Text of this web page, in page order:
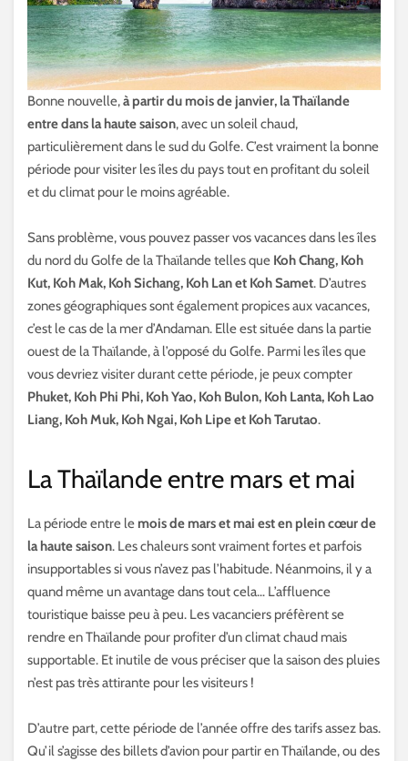
Bonne nouvelle,à partir du mois de janvier, la Thaïlande
entre dans la haute saison, avec un soleil chaud,
particulièrement dans le sud du Golfe. C’est vraiment la bonne
période pour visiter les îles du pays tout en profitant du soleil
et du climat pour le moins agréable.
Sans problème, vous pouvez passer vos vacances dans les îles
du nord du Golfe de la Thaïlande telles que Koh Chang, Koh
Kut, Koh Mak, Koh Sichang, Koh Lan et Koh Samet. D’autres
zones géographiques sont également propices aux vacances,
c’est le cas de la mer d’Andaman. Elle est située dans la partie
ouest de la Thaïlande, à l’opposé du Golfe. Parmi les îles que
vous devriez visiter durant cette période, je peux compter
Phuket, Koh Phi Phi, Koh Yao, Koh Bulon, Koh Lanta, Koh Lao
Liang, Koh Muk, Koh Ngai, Koh Lipe et Koh Tarutao.
La Thaïlande entre mars et mai
La période entre le mois de mars et mai est en plein cœur de
la haute saison. Les chaleurs sont vraiment fortes et parfois
insupportables si vous n’avez pas l’habitude. Néanmoins, il y a
quand même un avantage dans tout cela… L’affluence
touristique baisse peu à peu. Les vacanciers préfèrent se
rendre en Thaïlande pour profiter d’un climat chaud mais
supportable. Et inutile de vous préciser que la saison des pluies
n’est pas très attirante pour les visiteurs !
D’autre part, cette période de l’année offre des tarifs assez bas.
Qu’il s’agisse des billets d’avion pour partir en Thaïlande, ou des